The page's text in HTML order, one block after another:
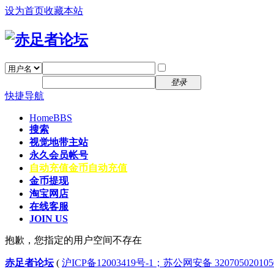
设为首页收藏本站
登录
快捷导航
HomeBBS
搜索
视觉地带主站
永久会员帐号
自动充值金币自动充值
金币提现
淘宝网店
在线客服
JOIN US
抱歉，您指定的用户空间不存在
赤足者论坛( 沪ICP备12003419号-1；苏公网安备